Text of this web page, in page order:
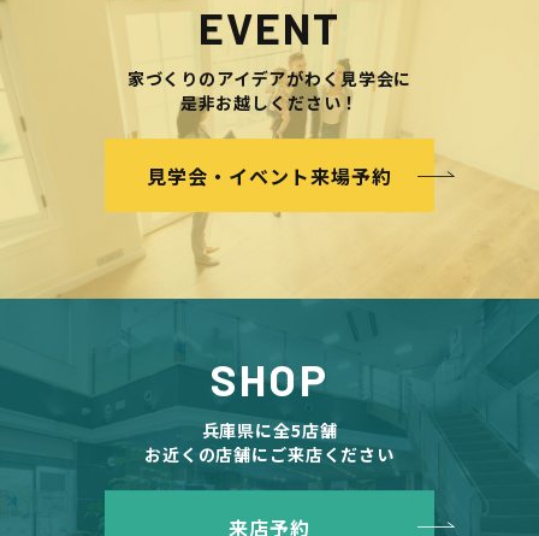
EVENT
家づくりのアイデアがわく見学会に
是非お越しください！
見学会・イベント来場予約
SHOP
兵庫県に全5店舗
お近くの店舗にご来店ください
来店予約